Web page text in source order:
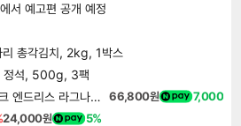
서 예고편 공개 예정
총각김치, 2kg, 1박스
정석, 500g, 3팩
그랑블루 판타지 리링크 엔드리스 라그나로크 Granblue Fantasy Relink Endless Ragnarok 66,800원 7,000
24,000원 5%